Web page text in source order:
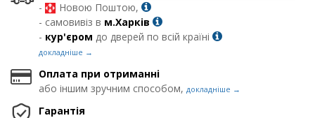
-
Новою Поштою,
- самовивіз в м.Харків
- кур'єром до дверей по всій країні
докладніше →
Оплата при отриманні
або іншим зручним способом, докладніше →
Гарантія